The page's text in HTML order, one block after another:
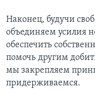
Наконец, будучи
объединяем усилия
обеспечить
помочь другим
мы закрепляем
придерживаемся.